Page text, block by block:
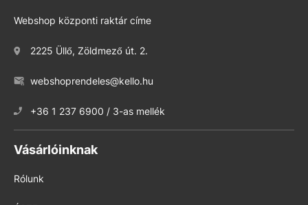
Webshop központi raktár címe
2225 Üllő, Zöldmező út. 2.
webshoprendeles@kello.hu
+36 1 237 6900 / 3-as mellék
Vásárlóinknak
Rólunk